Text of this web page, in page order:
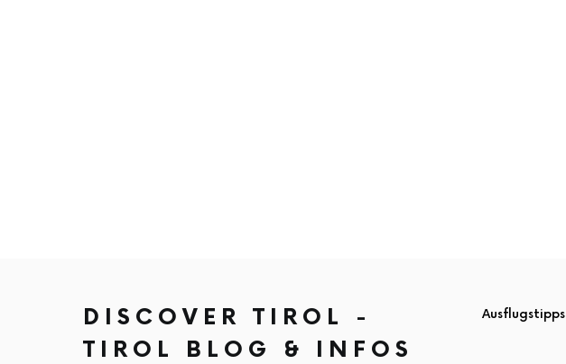
DISCOVER TIROL -
TIROL BLOG & INFOS
Ausflugstipps